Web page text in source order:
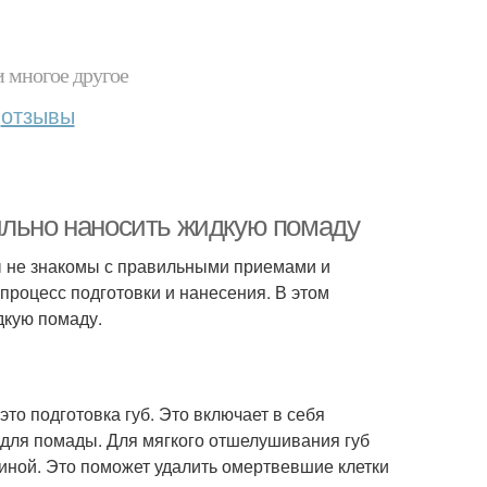
другое
отзывы
наносить жидкую помаду
знакомы с правильными приемами и
подготовки и нанесения. В этом
помаду.
подготовка губ. Это включает в себя
помады. Для мягкого отшелушивания губ
Это поможет удалить омертвевшие клетки